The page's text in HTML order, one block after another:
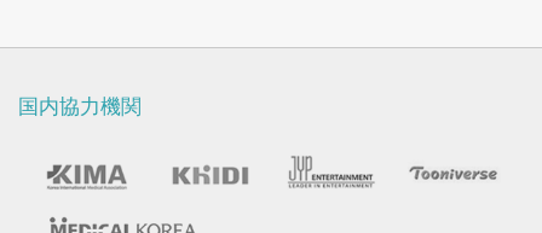
国内協力機関